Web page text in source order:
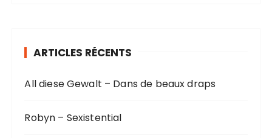
ARTICLES RÉCENTS
All diese Gewalt – Dans de beaux draps
Robyn – Sexistential